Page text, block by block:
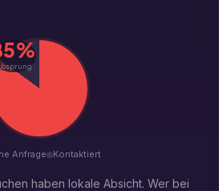
Anfrage Kontaktiert
haben lokale Absicht. Wer bei